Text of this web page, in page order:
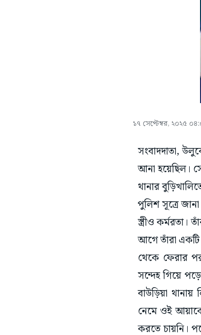
১৭ সেপ্টেম্বর, ২০২৫
সংবাদদাতা,
আনা হয়েছিল।
থানার
পুলিশ সূত্রে
স্ত্রীও
আগে তাঁরা
থেকে ফেরার
সন্দেহ গিয়ে
বাউড়িয়া
নেমে ওই
করতে চায়নি।